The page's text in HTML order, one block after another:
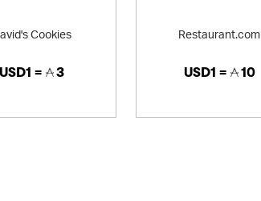
Cookies
USD1 = 3
Restaurant.com
USD1 = 10